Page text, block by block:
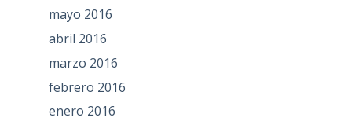
mayo 2016
abril 2016
marzo 2016
febrero 2016
enero 2016